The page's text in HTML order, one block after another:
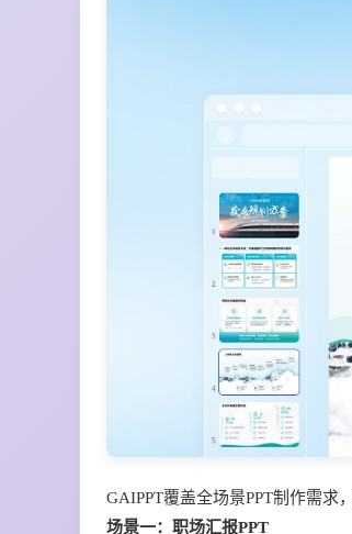
GAIPPT覆盖全场景PPT制作需求
场景一：职场汇报PPT